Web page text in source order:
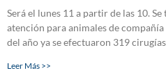
Será el lunes 11 a partir de las 10.
atención para animales de
del año ya se efectuaron 319
Leer Más >>